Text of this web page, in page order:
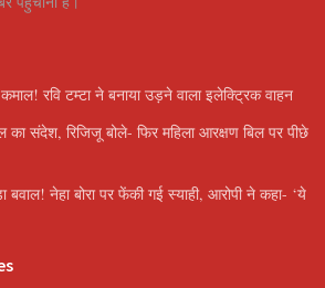
रवि टम्टा ने बनाया उड़ने वाला इलेक्ट्रिक वाहन
का संदेश, रिजिजू बोले- फिर महिला आरक्षण बिल पर पीछे
बवाल! नेहा बोरा पर फेंकी गई स्याही, आरोपी ने कहा- ‘ये